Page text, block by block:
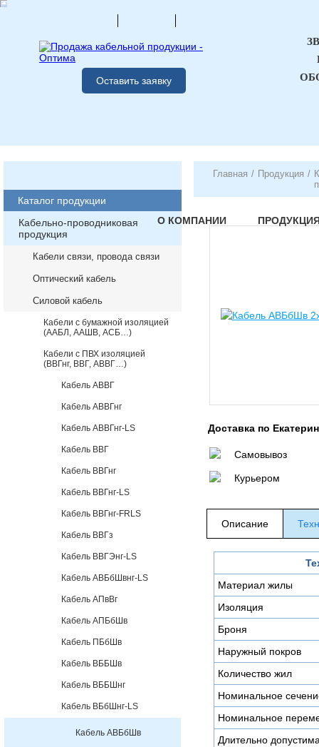
Оставить заявку
О КОМПАНИИ
Каталог продукции
Кабельно-проводниковая
продукция
Кабели связи, провода связи
Оптический кабель
Силовой кабель
Кабели с бумажной изоляцией
(ААБЛ, ААШВ, АСБ…)
Кабели с ПВХ изоляцией
(ВВГнг, ВВГ, АВВГ…)
Кабель АВВГ
Кабель АВВГнг
Кабель АВВГнг-LS
Кабель ВВГ
Кабель ВВГнг
Кабель ВВГнг-LS
Кабель ВВГнг-FRLS
Кабель ВВГз
Кабель ВВГЭнг-LS
Кабель АВБбШвнг-LS
Кабель АПвВг
Кабель АПБбШв
Кабель ПБбШв
Кабель ВББШв
Кабель ВББШнг
Кабель ВБбШнг-LS
Кабель АВБбШв
Главная / Продукция /
Доставка по
Самовывоз
Курьером
Описание
Материал жилы
Изоляция
Броня
Наружный покров
Количество жил
Номинальное
Номинальное
Длительно